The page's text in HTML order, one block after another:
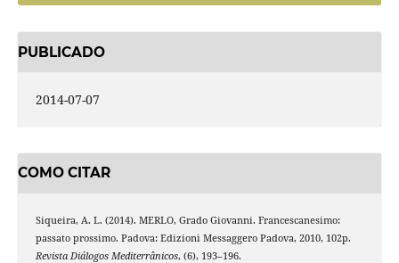
PUBLICADO
2014-07-07
COMO CITAR
Siqueira, A. L. (2014). MERLO, Grado Giovanni. Francescanesimo:
passato prossimo. Padova: Edizioni Messaggero Padova, 2010, 102p.
Revista Diálogos Mediterrânicos, (6), 193–196.